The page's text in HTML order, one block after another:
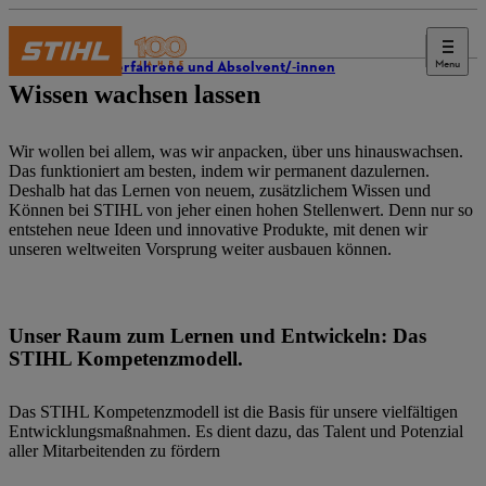
Menu
Berufserfahrene und Absolvent/-innen
Wissen wachsen lassen
Wir wollen bei allem, was wir anpacken, über uns hinauswachsen.
Das funktioniert am besten, indem wir permanent dazulernen.
Deshalb hat das Lernen von neuem, zusätzlichem Wissen und
Können bei STIHL von jeher einen hohen Stellenwert. Denn nur so
entstehen neue Ideen und innovative Produkte, mit denen wir
unseren weltweiten Vorsprung weiter ausbauen können.
Unser Raum zum Lernen und Entwickeln: Das
STIHL Kompetenzmodell.
Das STIHL Kompetenzmodell ist die Basis für unsere vielfältigen
Entwicklungsmaßnahmen. Es dient dazu, das Talent und Potenzial
aller Mitarbeitenden zu fördern